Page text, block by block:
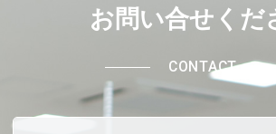
お問い合せくだ
CONTACT